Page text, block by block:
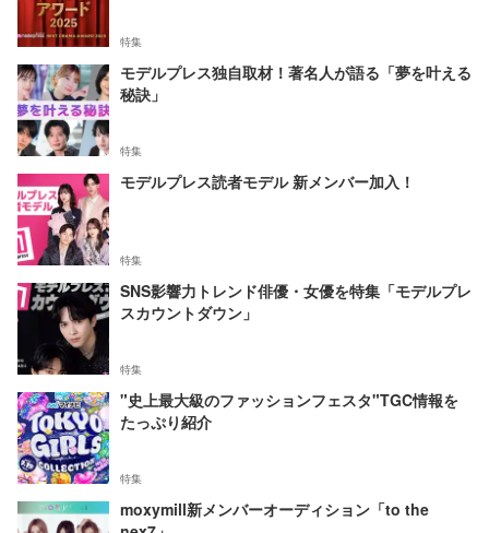
特集
モデルプレス独自取材！著名人が語る「夢を叶える
秘訣」
特集
モデルプレス読者モデル 新メンバー加入！
特集
SNS影響力トレンド俳優・女優を特集「モデルプレ
スカウントダウン」
特集
"史上最大級のファッションフェスタ"TGC情報を
たっぷり紹介
特集
moxymill新メンバーオーディション「to the